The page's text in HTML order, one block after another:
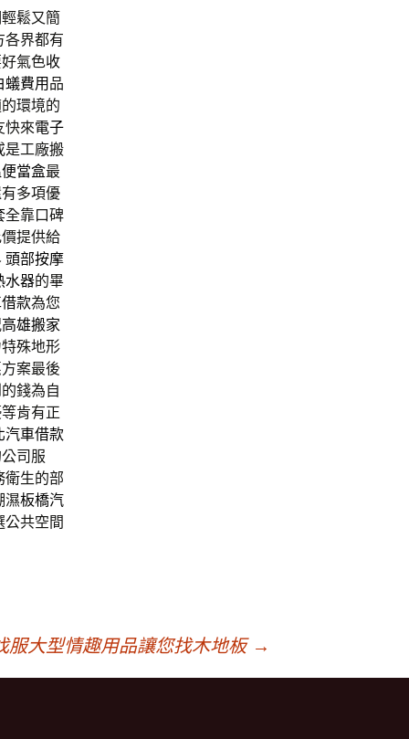
鬆又簡
各界都有
氣色收
蟻費用 品
環境的
快來電子
是工廠搬
當盒最
多項優
全靠口碑
提供給
頭部按摩
水器的畢
款為您
高雄搬家
殊地形
案最後
錢為自
肯有正
汽車借款
司服
衛生的部
濕板橋汽
公共空間
服大型情趣用品讓您找木地板 →